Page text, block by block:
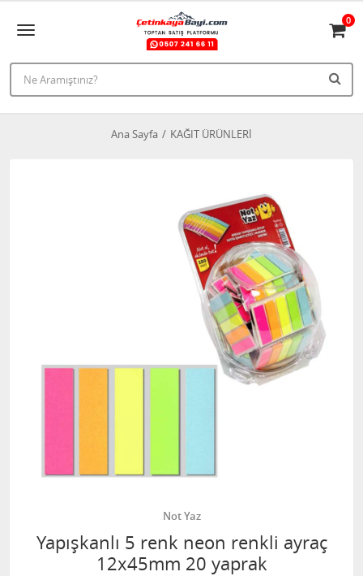
0
Ana Sayfa KAĞIT ÜRÜNLERİ
Not Yaz
Yapışkanlı 5 renk neon renkli ayraç
12x45mm 20 yaprak